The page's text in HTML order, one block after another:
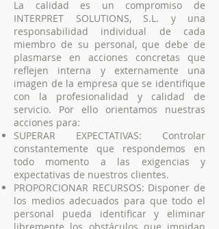
La calidad es un compromiso de
INTERPRET SOLUTIONS, S.L. y una
responsabilidad individual de cada
miembro de su personal, que debe de
plasmarse en acciones concretas que
reflejen interna y externamente una
imagen de la empresa que se identifique
con la profesionalidad y calidad de
servicio. Por ello orientamos nuestras
acciones para:
SUPERAR EXPECTATIVAS: Controlar
constantemente que respondemos en
todo momento a las exigencias y
expectativas de nuestros clientes.
PROPORCIONAR RECURSOS: Disponer de
los medios adecuados para que todo el
personal pueda identificar y eliminar